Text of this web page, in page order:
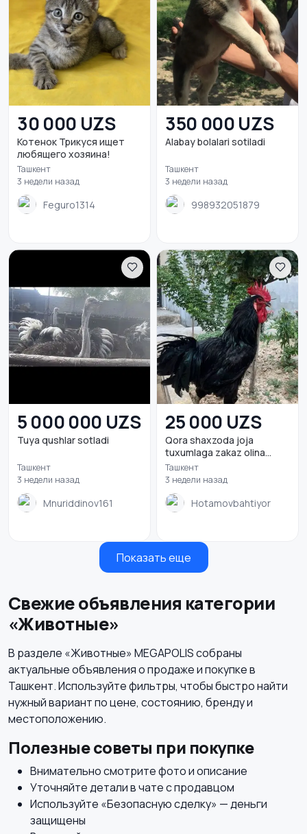
30 000 UZS
Котенок Трикуся ищет
любящего хозяина!
Ташкент
3 недели назад
Feguro1314
350 000 UZS
Alabay bolalari sotiladi
Ташкент
3 недели назад
998932051879
5 000 000 UZS
Tuya qushlar sotladi
Ташкент
3 недели назад
Mnuriddinov161
25 000 UZS
Qora shaxzoda joja
tuxumlaga zakaz olina...
Ташкент
3 недели назад
Hotamovbahtiyor
Показать еще
Свежие объявления категории
«Животные»
В разделе «Животные» MEGAPOLIS собраны
актуальные объявления о продаже и покупке в
Ташкент. Используйте фильтры, чтобы быстро найти
нужный вариант по цене, состоянию, бренду и
местоположению.
Полезные советы при покупке
Внимательно смотрите фото и описание
Уточняйте детали в чате с продавцом
Используйте «Безопасную сделку» — деньги
защищены